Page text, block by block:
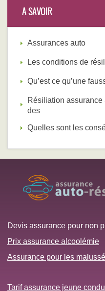
A SAVOIR
Assurances auto
Les conditions de
Qu’est ce qu’une
Résiliation
des
Quelles sont les
Devis assurance pour non
Prix assurance alcoolémie
Assurance pour les
Tarif assurance jeune